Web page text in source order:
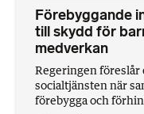
Förebyggande
till skydd för
medverkan
Regeringen föreslår
socialtjänsten när
förebygga och